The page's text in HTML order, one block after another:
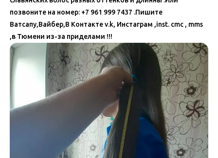
позвоните на номер: +7 961 999 7437 .Пишите
Ватсапу,Вайбер,В Контакте v.k, Инстаграм ,inst. cmc , mms
,в Тюмени из-за приделами !!!